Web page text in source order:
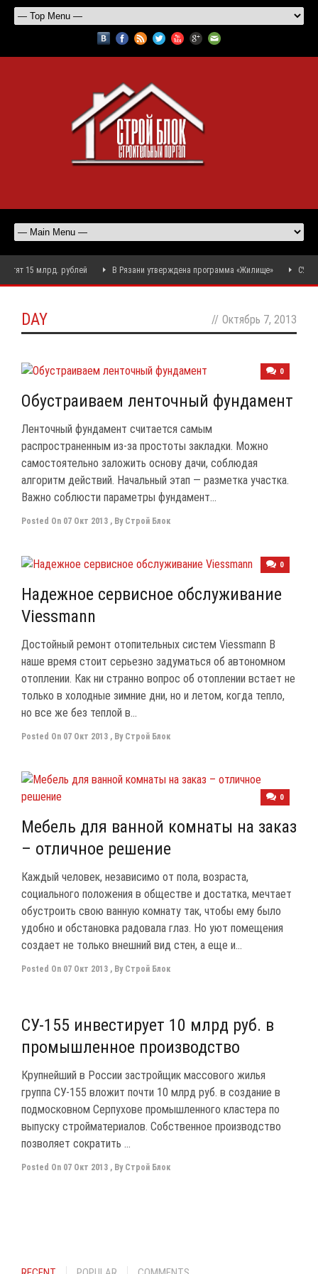
15 млрд. рублей В Рязани утверждена программа «Жилище» СУ-155
DAY // Октябрь 7, 2013
0
Обустраиваем ленточный фундамент
Ленточный фундамент считается самым
распространенным из-за простоты закладки. Можно
самостоятельно заложить основу дачи, соблюдая
алгоритм действий. Начальный этап — разметка участка.
Важно соблюсти параметры фундамент...
Posted On 07 Окт 2013 , By Строй Блок
0
Надежное сервисное обслуживание
Viessmann
Достойный ремонт отопительных систем Viessmann В
наше время стоит серьезно задуматься об автономном
отоплении. Как ни странно вопрос об отоплении встает не
только в холодные зимние дни, но и летом, когда тепло,
но все же без теплой в...
Posted On 07 Окт 2013 , By Строй Блок
0
Мебель для ванной комнаты на заказ
– отличное решение
Каждый человек, независимо от пола, возраста,
социального положения в обществе и достатка, мечтает
обустроить свою ванную комнату так, чтобы ему было
удобно и обстановка радовала глаз. Но уют помещения
создает не только внешний вид стен, а еще и...
Posted On 07 Окт 2013 , By Строй Блок
СУ-155 инвестирует 10 млрд руб. в
промышленное производство
Крупнейший в России застройщик массового жилья
группа СУ-155 вложит почти 10 млрд руб. в создание в
подмосковном Серпухове промышленного кластера по
выпуску стройматериалов. Собственное производство
позволяет сократить ...
Posted On 07 Окт 2013 , By Строй Блок